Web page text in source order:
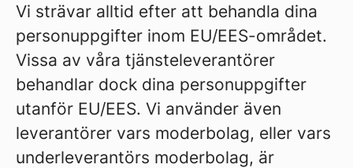
Vi strävar alltid efter att behandla dina
personuppgifter inom EU/EES-området.
Vissa av våra tjänsteleverantörer
behandlar dock dina personuppgifter
utanför EU/EES. Vi använder även
leverantörer vars moderbolag, eller vars
underleverantörs moderbolag, är